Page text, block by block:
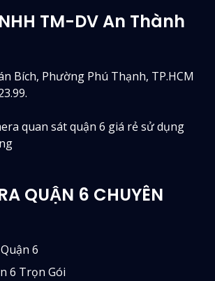
TM-DV An Thành
Bích, Phường Phú Thạnh, TP.HCM
quan sát quận 6 giá rẻ sử dụng
QUẬN 6 CHUYÊN
6
6 Trọn Gói